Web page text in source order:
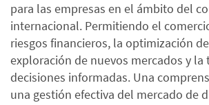
para las empresas en el ámbito del
internacional. Permitiendo el
riesgos financieros, la optimización
exploración de nuevos mercados y la
decisiones informadas. Una
una gestión efectiva del mercado de